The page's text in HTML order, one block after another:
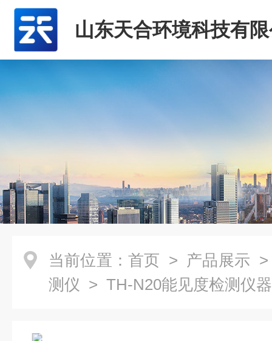
山东天合环境科技有
当前位置： 首页 > 产品展示
测仪 > TH-N20能见度检测仪器